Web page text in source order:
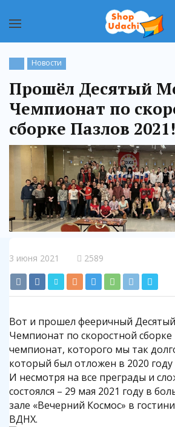
Новости
Прошёл Десятый
Чемпионат по
сборке Пазлов 2021!
3 июня 2021 2589
Вот и прошел фееричный
Чемпионат по скоростной сборке
чемпионат, которого мы так
который был отложен в 2020
И несмотря на все преграды и
состоялся – 29 мая 2021 году в
зале «Вечерний Космос» в
ВДНХ.